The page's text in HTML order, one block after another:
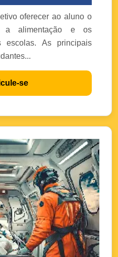
oferecer ao aluno o
a alimentação e os
escolas. As principais
se